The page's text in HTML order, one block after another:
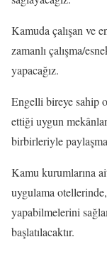
Kamuda çalışan ve
zamanlı çalışma/
yapacağız.
Engelli bireye sahip
ettiği uygun
birbirleriyle
Kamu kurumlarına
uygulama
yapabilmelerini
başlatılacaktır.